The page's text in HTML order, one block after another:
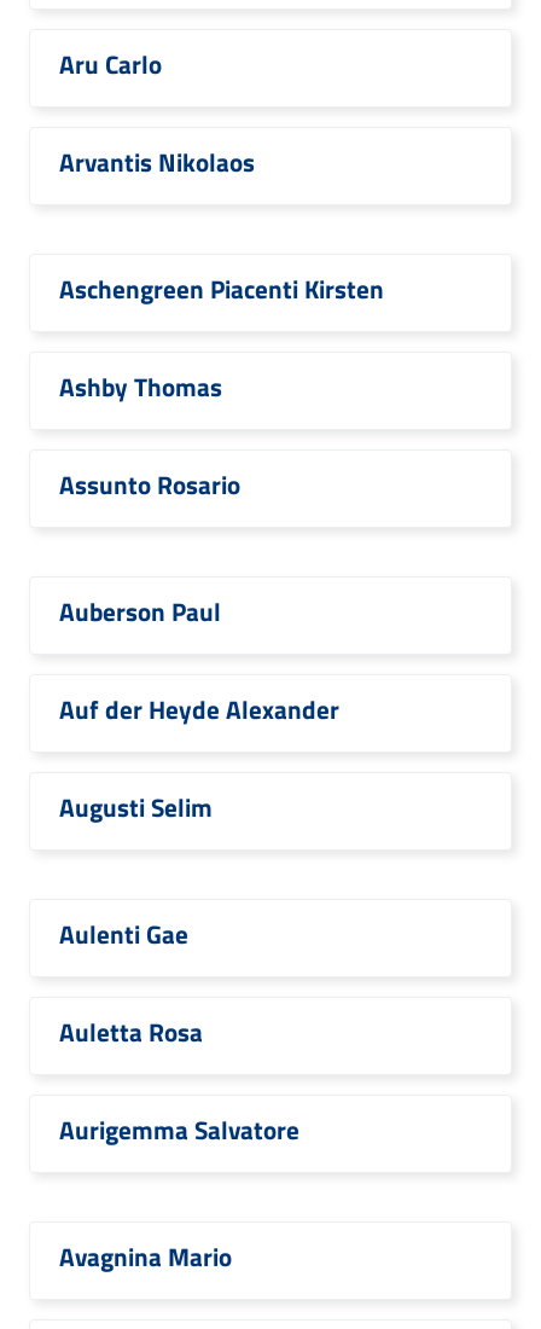
Aru Carlo
Arvantis Nikolaos
Aschengreen Piacenti Kirsten
Ashby Thomas
Assunto Rosario
Auberson Paul
Auf der Heyde Alexander
Augusti Selim
Aulenti Gae
Auletta Rosa
Aurigemma Salvatore
Avagnina Mario